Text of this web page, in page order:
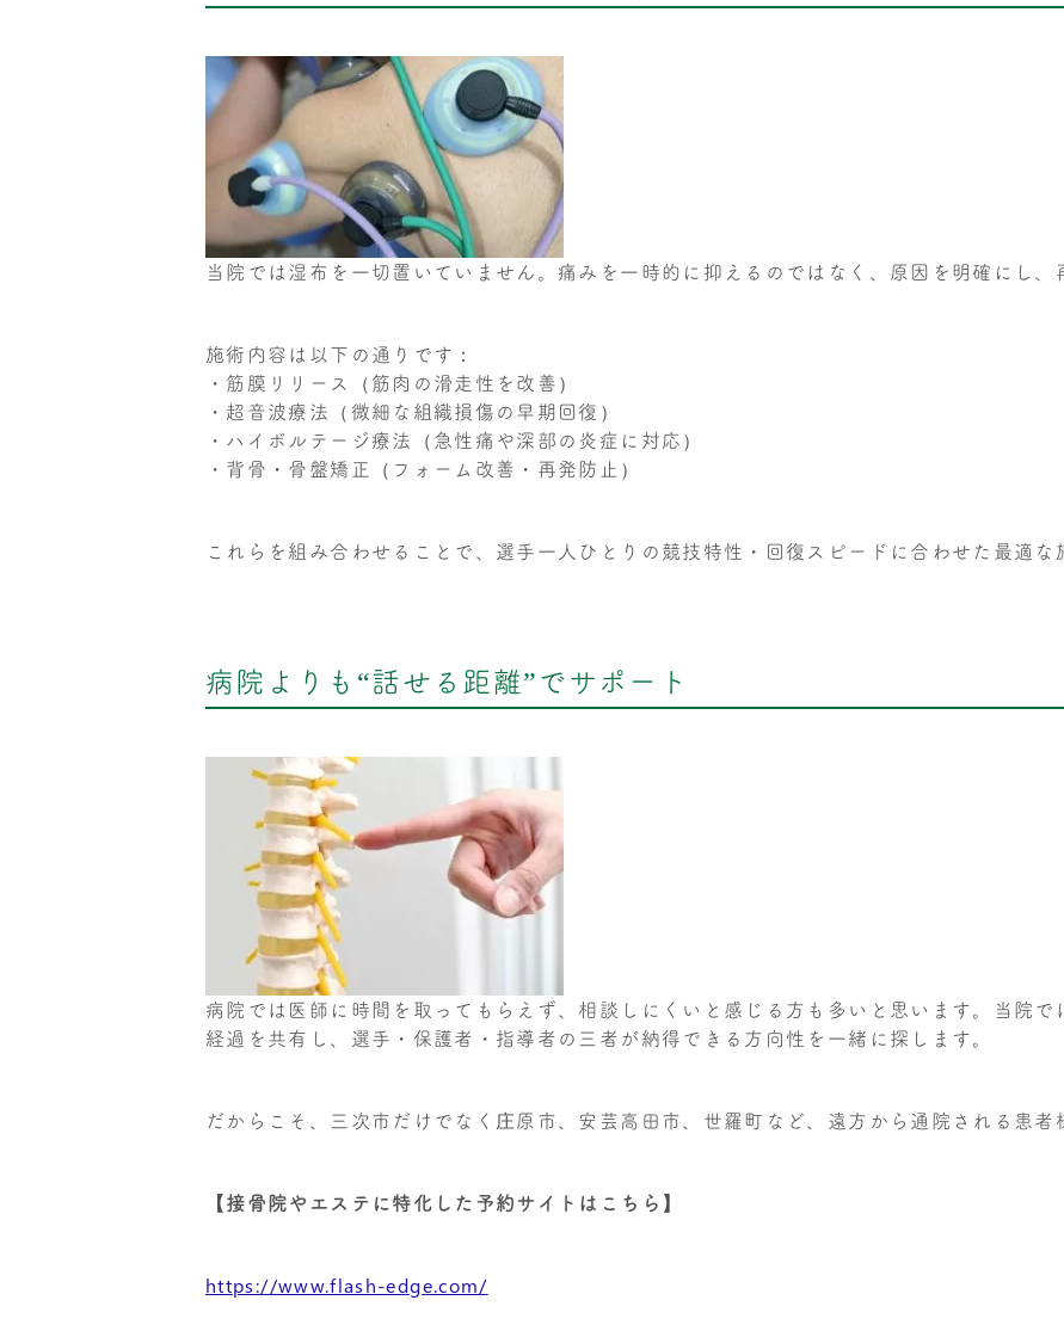
当院では湿布を一切置いていません。痛みを一時的に抑えるのではなく、原因を明確にし、
施術内容は以下の通りです：
・筋膜リリース（筋肉の滑走性を改善）
・超音波療法（微細な組織損傷の早期回復）
・ハイボルテージ療法（急性痛や深部の炎症に対応）
・背骨・骨盤矯正（フォーム改善・再発防止）
これらを組み合わせることで、選手一人ひとりの競技特性・回復スピードに合わせた最適な
病院よりも“話せる距離”でサポート
病院では医師に時間を取ってもらえず、相談しにくいと感じる方も多いと思います。当院
経過を共有し、選手・保護者・指導者の三者が納得できる方向性を一緒に探します。
だからこそ、三次市だけでなく庄原市、安芸高田市、世羅町など、遠方から通院される患者
【接骨院やエステに特化した予約サイトはこちら】
https://www.flash-edge.com/